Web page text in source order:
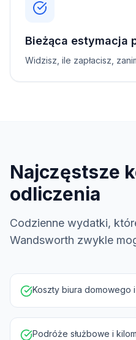
Bieżąca estymacja
Widzisz, ile zapłacisz,
Najczęstsze
odliczenia
Codzienne wydatki,
Wandsworth zwykle
Koszty biura domowego
Podróże służbowe i